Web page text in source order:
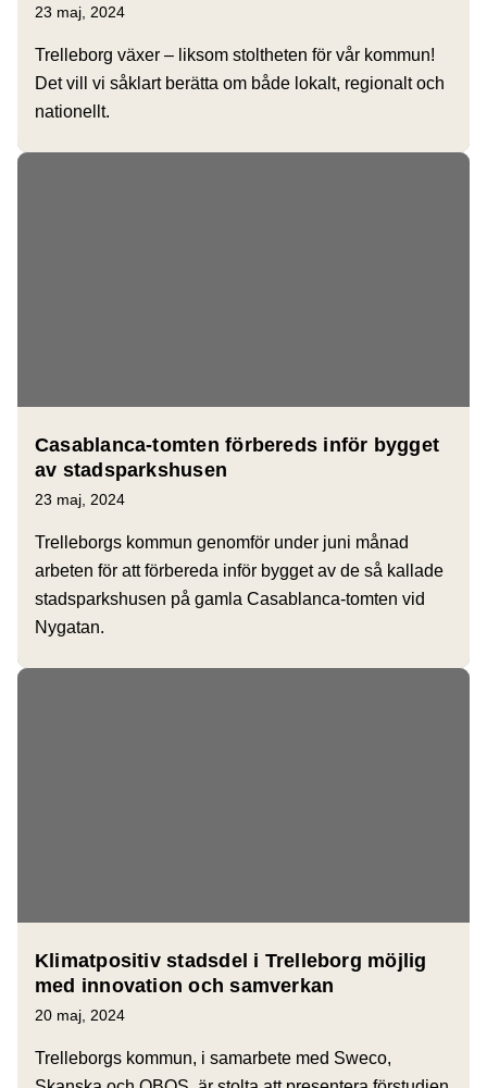
23 maj, 2024
Trelleborg växer – liksom stoltheten för vår kommun!
Det vill vi såklart berätta om både lokalt, regionalt och
nationellt.
Casablanca-tomten förbereds inför bygget
av stadsparkshusen
23 maj, 2024
Trelleborgs kommun genomför under juni månad
arbeten för att förbereda inför bygget av de så kallade
stadsparkshusen på gamla Casablanca-tomten vid
Nygatan.
Klimatpositiv stadsdel i Trelleborg möjlig
med innovation och samverkan
20 maj, 2024
Trelleborgs kommun, i samarbete med Sweco,